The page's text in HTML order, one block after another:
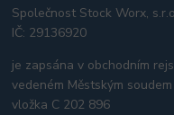
Společnost Stock Worx,
IČ: 29136920
je zapsána v obchodním
vedeném Městským
vložka C 202 896